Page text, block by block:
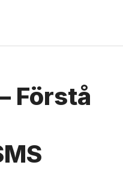
Förstå